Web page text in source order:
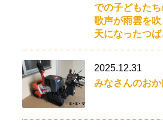
での子どもた
歌声が雨雲を
天になったつ
2025.12.31
みなさんのお